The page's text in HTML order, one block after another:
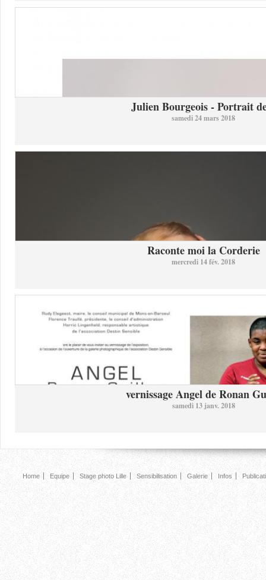
Julien Bourgeois - Portrait
samedi 24 mars 2018
Raconte moi la Corderie
mercredi 14 fév. 2018
vernissage Angel de Ronan
samedi 13 janv. 2018
Home Equipe Stage photo Lille Sensibilisation Galerie Infos